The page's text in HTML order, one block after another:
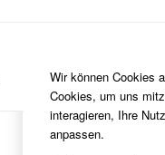
Wir können Cookies
Cookies, um uns
interagieren, Ihre
anpassen.